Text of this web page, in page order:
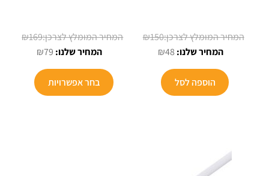
₪150 המחיר
₪48
הוספה לסל
₪169
₪79 המחיר
הוא:
בחר אפשרויות